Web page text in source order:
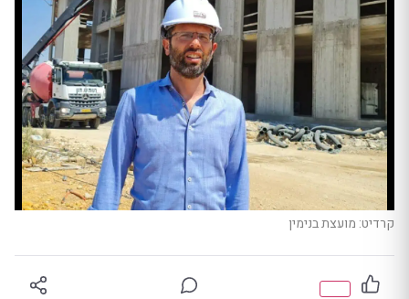
קרדיט: מועצת בנימין